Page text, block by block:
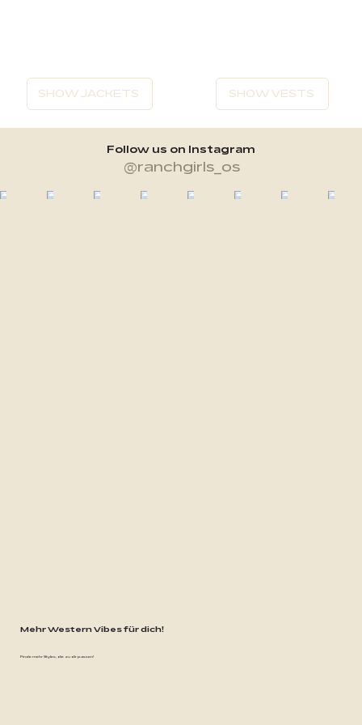
Mehr Western Vibes für dich!
Finde mehr Styles, die zu dir passen!
SHOW JACKETS SHOW VESTS
Follow us on Instagram
@ranchgirls_os